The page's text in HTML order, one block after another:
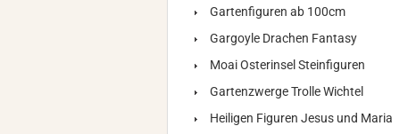
Gartenfiguren ab 100cm
Gargoyle Drachen Fantasy
Moai Osterinsel Steinfiguren
Gartenzwerge Trolle Wichtel
Heiligen Figuren Jesus und Maria